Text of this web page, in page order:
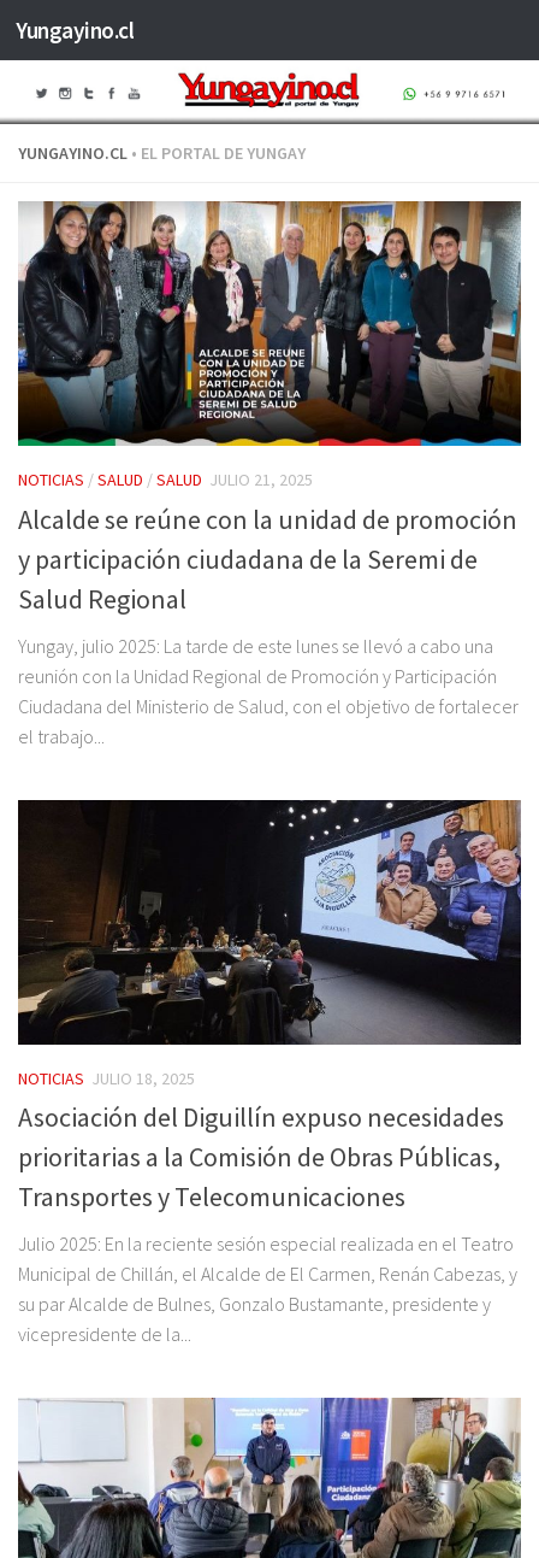
Saltar al contenido
Yungayino.cl
YUNGAYINO.CL • EL PORTAL DE YUNGAY
NOTICIAS /SALUD /SALUD JULIO 21, 2025
Alcalde se reúne con la unidad de promoción
y participación ciudadana de la Seremi de
Salud Regional
Yungay, julio 2025: La tarde de este lunes se llevó a cabo una
reunión con la Unidad Regional de Promoción y Participación
Ciudadana del Ministerio de Salud, con el objetivo de fortalecer
el trabajo...
NOTICIAS JULIO 18, 2025
Asociación del Diguillín expuso necesidades
prioritarias a la Comisión de Obras Públicas,
Transportes y Telecomunicaciones
Julio 2025: En la reciente sesión especial realizada en el Teatro
Municipal de Chillán, el Alcalde de El Carmen, Renán Cabezas, y
su par Alcalde de Bulnes, Gonzalo Bustamante, presidente y
vicepresidente de la...